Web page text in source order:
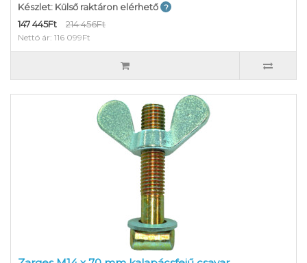
Készlet: Külső raktáron elérhető
147 445Ft
214 456Ft
Nettó ár: 116 099Ft